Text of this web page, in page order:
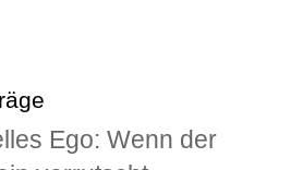
Ego: Wenn der